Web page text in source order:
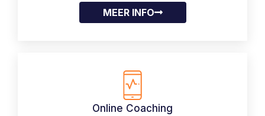
MEER INFO
Online Coaching